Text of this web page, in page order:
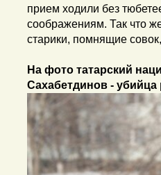
прием ходили без
соображениям. Так что
старики, помнящие
На фото татарский
Сахабетдинов -